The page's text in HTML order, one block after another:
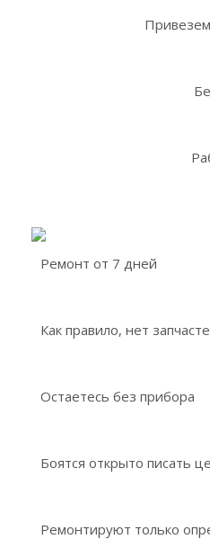
Ремонт от 7 дней
Как правило, нет
Остаетесь без прибора
Боятся открыто писать
Ремонтируют только